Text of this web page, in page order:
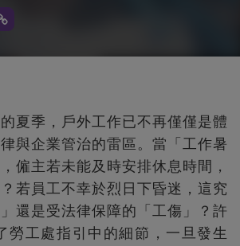
夏季，戶外工作已不再僅僅是體
與企業管治的雷區。當「工作暑
僱主若未能及時安排休息時間，
若員工不幸於烈日下昏迷，這究
還是受法律保障的「工傷」？許
勞工處指引中的細節，一旦發生